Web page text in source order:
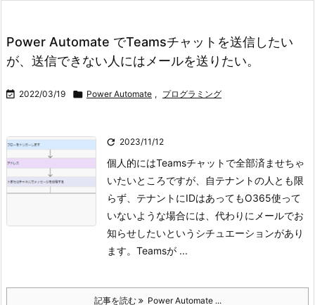
Power Automate でTeamsチャットを送信したい
が、送信できない人にはメールを送りたい。
 2022/03/19  Power Automate , プログラミング
 2023/11/12
個人的にはTeamsチャットで全部済ませちゃ
いたいところですが、自テナントの人とも限
らず、テナントにIDはあってもO365使って
いないような場合には、代わりにメールでお
知らせしたいというシチュエーションがあり
ます。 Teamsが ...
記事を読む Power Automate ...